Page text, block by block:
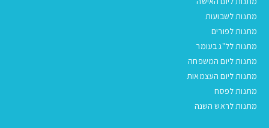
מתנות לשבועות
מתנות לפורים
מתנות לל"ג בעומר
מתנות ליום המשפחה
מתנות ליום העצמאות
מתנות לפסח
מתנות לראש השנה